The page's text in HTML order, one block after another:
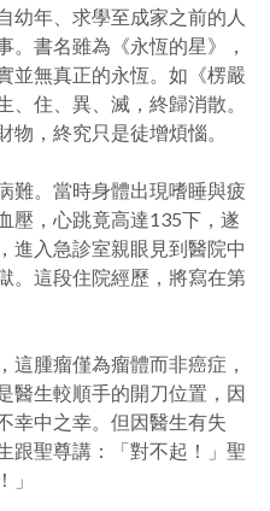
幼年、求學至成家之前的人
書名雖為《永恆的星》，
並無真正的永恆。如《楞嚴
住、異、滅，終歸消散。
物，終究只是徒增煩惱。
難。當時身體出現嗜睡與疲
壓，心跳竟高達135下，遂
進入急診室親眼見到醫院中
。這段住院經歷，將寫在第
腫瘤僅為瘤體而非癌症，
醫生較順手的開刀位置，因
幸中之幸。但因醫生有失
跟聖尊講：「對不起！」聖
」